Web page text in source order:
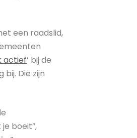
een raadslid,
actief’ bij de
Die zijn
boeit”,